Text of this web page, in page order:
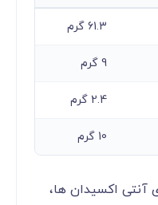
61.3 گرم
9 گرم
2.4 گرم
10 گرم
آنتی اکسیدان ها،